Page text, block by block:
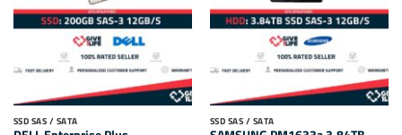
SSD SAS / SATA SSD SAS / SATA